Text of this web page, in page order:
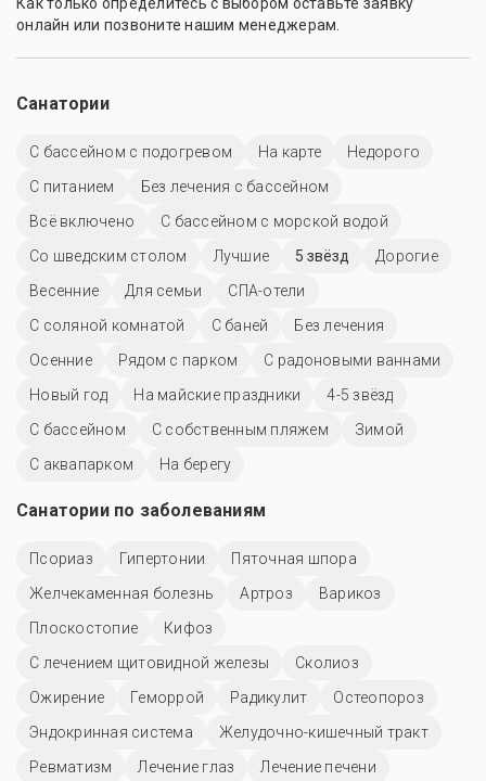
Как только определитесь с выбором оставьте заявку
онлайн или позвоните нашим менеджерам.
Санатории
С бассейном с подогревом На карте
Недорого
С питанием
Без лечения с бассейном
Всё включено
С бассейном с морской водой
Со шведским столом
Лучшие 5 звёзд
Дорогие
Весенние
Для семьи
СПА-отели
С соляной комнатой
С баней
Без лечения
Осенние
Рядом с парком
С радоновыми ваннами
Новый год
На майские праздники
4-5 звёзд
C бассейном
С собственным пляжем
Зимой
С аквапарком
На берегу
Санатории по заболеваниям
Псориаз Гипертонии
Пяточная шпора
Желчекаменная болезнь
Артроз
Варикоз
Плоскостопие
Кифоз
С лечением щитовидной железы
Сколиоз
Ожирение
Геморрой Радикулит
Остеопороз
Эндокринная система
Желудочно-кишечный тракт
Ревматизм
Лечение глаз
Лечение печени